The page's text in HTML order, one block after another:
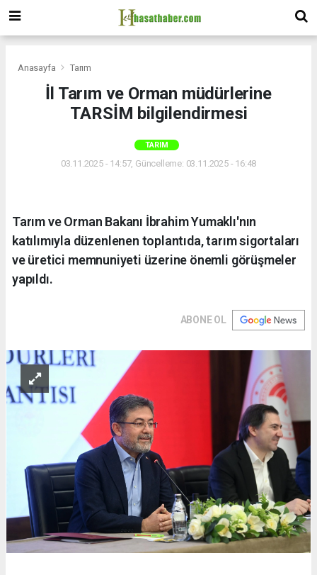
Anasayfa Tarım
İl Tarım ve Orman müdürlerine
TARSİM bilgilendirmesi
TARIM
03.11.2025 - 14:57, Güncelleme: 03.11.2025 - 16:48
Tarım ve Orman Bakanı İbrahim Yumaklı'nın
katılımıyla düzenlenen toplantıda, tarım sigortaları
ve üretici memnuniyeti üzerine önemli görüşmeler
yapıldı.
ABONE OL